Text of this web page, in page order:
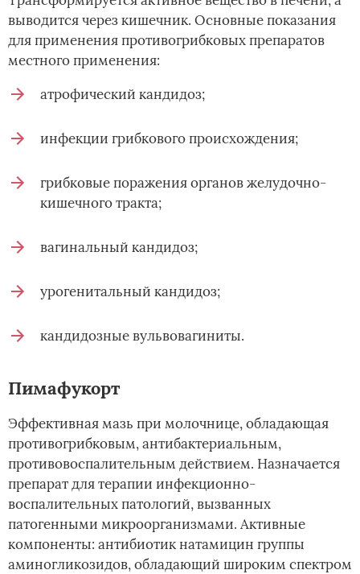
выводится через кишечник. Основные показания
для применения противогрибковых препаратов
местного применения:
атрофический кандидоз;
инфекции грибкового происхождения;
грибковые поражения органов желудочно-
кишечного тракта;
вагинальный кандидоз;
урогенитальный кандидоз;
кандидозные вульвовагиниты.
Пимафукорт
Эффективная мазь при молочнице, обладающая
противогрибковым, антибактериальным,
противовоспалительным действием. Назначается
препарат для терапии инфекционно-
воспалительных патологий, вызванных
патогенными микроорганизмами. Активные
компоненты: антибиотик натамицин группы
аминогликозидов, обладающий широким спектром